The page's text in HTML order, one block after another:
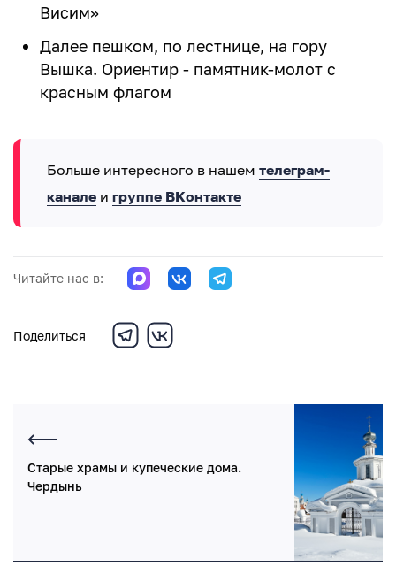
Висим»
Далее пешком, по лестнице, на гору
Вышка. Ориентир - памятник-молот с
красным флагом
Больше интересного в нашем телеграм-
канале и группе ВКонтакте
Читайте нас в:
Поделиться
Старые храмы и купеческие дома.
Чердынь